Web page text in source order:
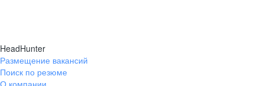
HeadHunter
Размещение вакансий
Поиск по резюме
О компании